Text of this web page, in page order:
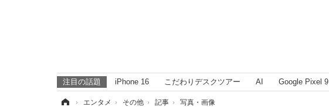
注目の話題 iPhone 16 こだわりデスクツアー AI Google Pixel 9
› エンタメ › その他 › 記事 › 写真・画像